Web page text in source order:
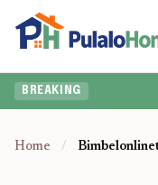
BREAKING
Home /